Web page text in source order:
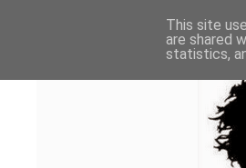
This site
are shared
statistics,